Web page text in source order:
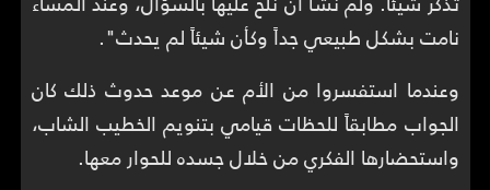
نامت بشكل طبيعي جداً وكأن شيئاً لم يحدث".
وعندما استفسروا من الأم عن موعد حدوث ذلك كان
الجواب مطابقاً للحظات قيامي بتنويم الخطيب الشاب،
واستحضارها الفكري من خلال جسده للحوار معها.